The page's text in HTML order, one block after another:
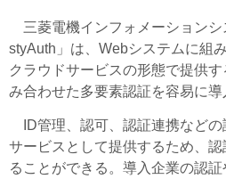
三菱電機インフォメーションシ
styAuth」は、Webシステムに組
クラウドサービスの形態で提供
み合わせた多要素認証を容易に導
ID管理、認可、認証連携などの
サービスとして提供するため、
ることができる。導入企業の認